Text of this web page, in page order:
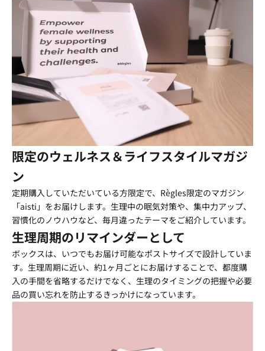
限定のウェルネス＆ライフスタイルマガジ
ン
定期購入していただいている方限定で、Règles限定のマガジン
「aisti」をお届けします。生理中の眠気対策や、集中力アップ、
習慣化のノウハウなど、毎月違ったテーマをご紹介しています。
生理周期のリマインダーとして
ボックスは、いつでもお届け可能なポストサイズで設計していま
す。生理周期に近い、約1ヶ月ごとにお届けすることで、都度購
入の手間を省略するだけでなく、生理のタイミングの把握や必要
品の買い忘れを防止するきっかけになっています。